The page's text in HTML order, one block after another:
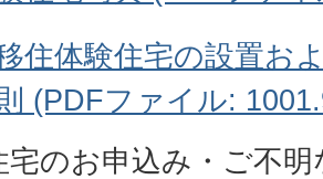
住体験住宅の設置お
(PDFファイル:
宅のお申込み・ご不